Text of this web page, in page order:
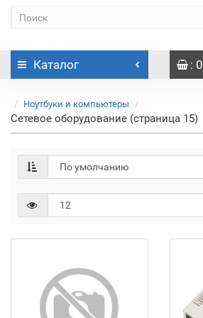
Каталог : 0
Ноутбуки и компьютеры
Сетевое оборудование (страница 15)